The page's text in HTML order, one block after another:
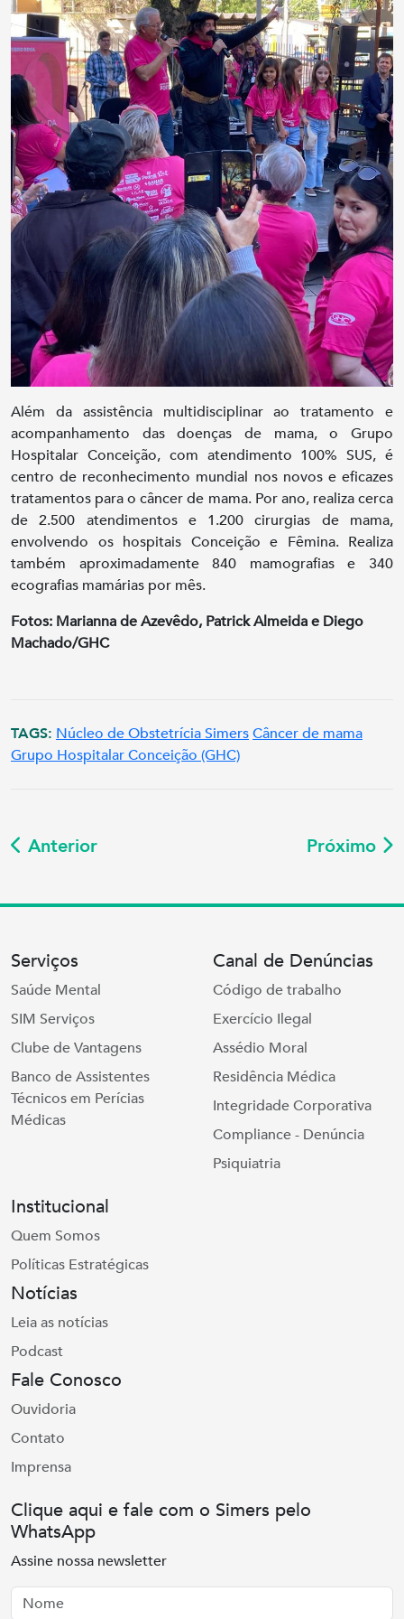
Além da assistência multidisciplinar ao tratamento e
acompanhamento das doenças de mama, o Grupo
Hospitalar Conceição, com atendimento 100% SUS, é
centro de reconhecimento mundial nos novos e eficazes
tratamentos para o câncer de mama. Por ano, realiza cerca
de 2.500 atendimentos e 1.200 cirurgias de mama,
envolvendo os hospitais Conceição e Fêmina. Realiza
também aproximadamente 840 mamografias e 340
ecografias mamárias por mês.
Fotos: Marianna de Azevêdo, Patrick Almeida e Diego
Machado/GHC
TAGS: Núcleo de Obstetrícia SimersCâncer de mama
Grupo Hospitalar Conceição (GHC)
Anterior Próximo
Serviços
Saúde Mental
SIM Serviços
Clube de Vantagens
Banco de Assistentes
Técnicos em Perícias
Médicas
Canal de Denúncias
Código de trabalho
Exercício Ilegal
Assédio Moral
Residência Médica
Integridade Corporativa
Compliance - Denúncia
Psiquiatria
Institucional
Quem Somos
Políticas Estratégicas
Notícias
Leia as notícias
Podcast
Fale Conosco
Ouvidoria
Contato
Imprensa
Clique aqui e fale com o Simers pelo
WhatsApp
Assine nossa newsletter
Nome
Email